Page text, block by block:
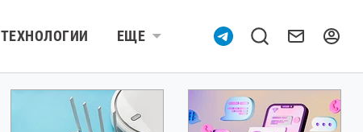
ТЕХНОЛОГИИ ЕЩЕ